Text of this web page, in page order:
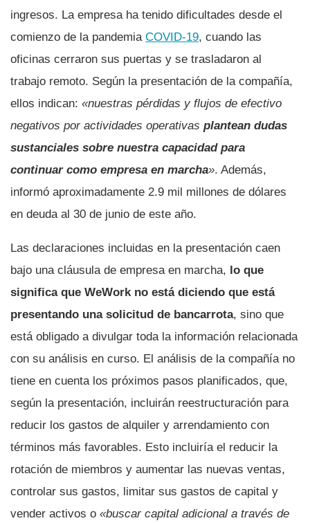
ingresos. La empresa ha tenido dificultades desde el
comienzo de la pandemia COVID-19, cuando las
oficinas cerraron sus puertas y se trasladaron al
trabajo remoto. Según la presentación de la compañía,
ellos indican: «nuestras pérdidas y flujos de efectivo
negativos por actividades operativas plantean dudas
sustanciales sobre nuestra capacidad para
continuar como empresa en marcha». Además,
informó aproximadamente 2.9 mil millones de dólares
en deuda al 30 de junio de este año.
Las declaraciones incluidas en la presentación caen
bajo una cláusula de empresa en marcha, lo que
significa que WeWork no está diciendo que está
presentando una solicitud de bancarrota, sino que
está obligado a divulgar toda la información relacionada
con su análisis en curso. El análisis de la compañía no
tiene en cuenta los próximos pasos planificados, que,
según la presentación, incluirán reestructuración para
reducir los gastos de alquiler y arrendamiento con
términos más favorables. Esto incluiría el reducir la
rotación de miembros y aumentar las nuevas ventas,
controlar sus gastos, limitar sus gastos de capital y
vender activos o «buscar capital adicional a través de